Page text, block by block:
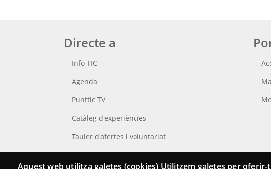
Directe a
Info TIC
Agenda
Punttic TV
Catàleg d'experiències
Tauler d'ofertes i voluntariat
Cerca el teu Punt TIC
Aquest web utilitza galetes (cookies) Utilitzem galetes per